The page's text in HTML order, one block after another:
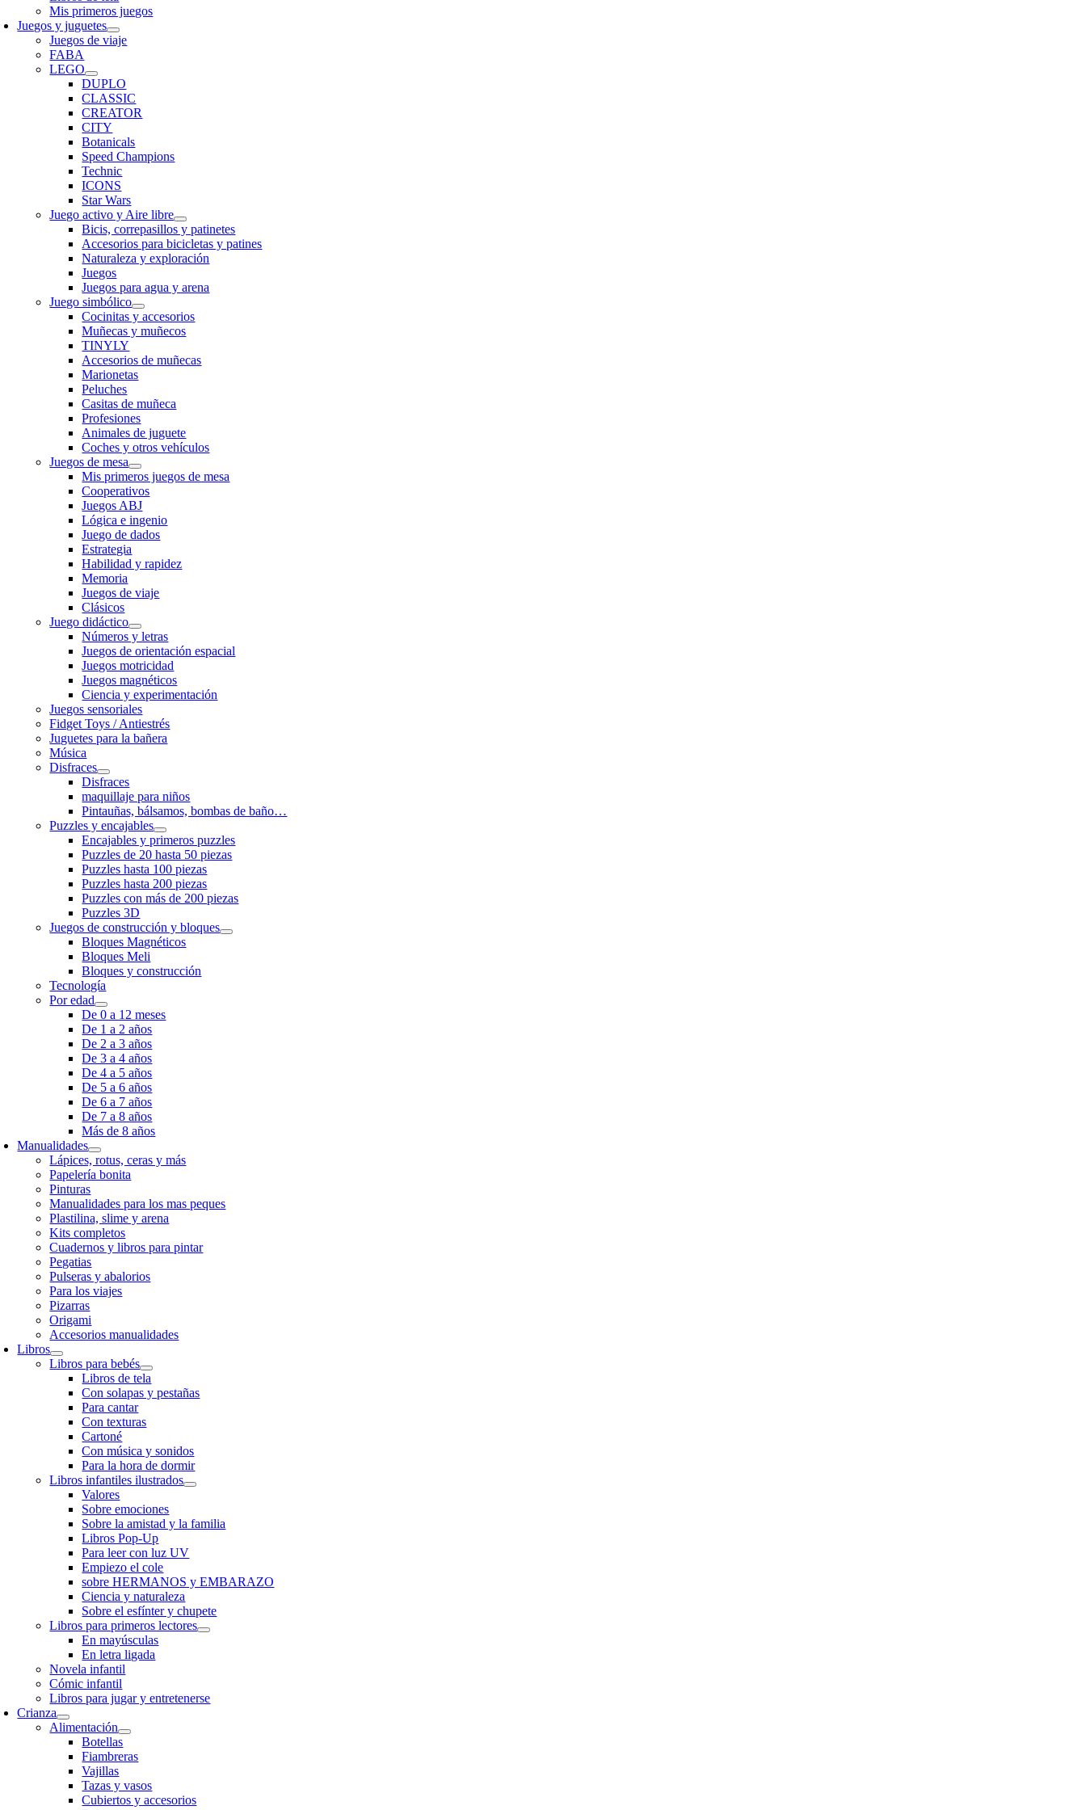
Mis primeros juegos
Juegos y juguetes
Juegos de viaje
FABA
LEGO
DUPLO
CLASSIC
CREATOR
CITY
Botanicals
Speed Champions
Technic
ICONS
Star Wars
Juego activo y Aire libre
Bicis, correpasillos y patinetes
Accesorios para bicicletas y patines
Naturaleza y exploración
Juegos
Juegos para agua y arena
Juego simbólico
Cocinitas y accesorios
Muñecas y muñecos
TINYLY
Accesorios de muñecas
Marionetas
Peluches
Casitas de muñeca
Profesiones
Animales de juguete
Coches y otros vehículos
Juegos de mesa
Mis primeros juegos de mesa
Cooperativos
Juegos ABJ
Lógica e ingenio
Juego de dados
Estrategia
Habilidad y rapidez
Memoria
Juegos de viaje
Clásicos
Juego didáctico
Números y letras
Juegos de orientación espacial
Juegos motricidad
Juegos magnéticos
Ciencia y experimentación
Juegos sensoriales
Fidget Toys / Antiestrés
Juguetes para la bañera
Música
Disfraces
Disfraces
maquillaje para niños
Pintauñas, bálsamos, bombas de baño…
Puzzles y encajables
Encajables y primeros puzzles
Puzzles de 20 hasta 50 piezas
Puzzles hasta 100 piezas
Puzzles hasta 200 piezas
Puzzles con más de 200 piezas
Puzzles 3D
Juegos de construcción y bloques
Bloques Magnéticos
Bloques Meli
Bloques y construcción
Tecnología
Por edad
De 0 a 12 meses
De 1 a 2 años
De 2 a 3 años
De 3 a 4 años
De 4 a 5 años
De 5 a 6 años
De 6 a 7 años
De 7 a 8 años
Más de 8 años
Manualidades
Lápices, rotus, ceras y más
Papelería bonita
Pinturas
Manualidades para los mas peques
Plastilina, slime y arena
Kits completos
Cuadernos y libros para pintar
Pegatias
Pulseras y abalorios
Para los viajes
Pizarras
Origami
Accesorios manualidades
Libros
Libros para bebés
Libros de tela
Con solapas y pestañas
Para cantar
Con texturas
Cartoné
Con música y sonidos
Para la hora de dormir
Libros infantiles ilustrados
Valores
Sobre emociones
Sobre la amistad y la familia
Libros Pop-Up
Para leer con luz UV
Empiezo el cole
sobre HERMANOS y EMBARAZO
Ciencia y naturaleza
Sobre el esfínter y chupete
Libros para primeros lectores
En mayúsculas
En letra ligada
Novela infantil
Cómic infantil
Libros para jugar y entretenerse
Crianza
Alimentación
Botellas
Fiambreras
Vajillas
Tazas y vasos
Cubiertos y accesorios